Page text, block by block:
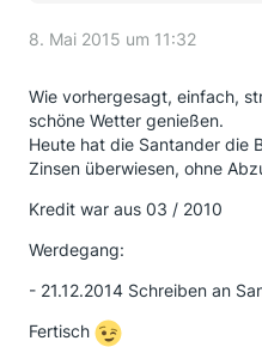
8. Mai 2015 um 11:32
Wie vorhergesagt, einfach,
schöne Wetter genießen.
Heute hat die Santander die
Zinsen überwiesen, ohne
Kredit war aus 03 / 2010
Werdegang:
- 21.12.2014 Schreiben an
Fertisch